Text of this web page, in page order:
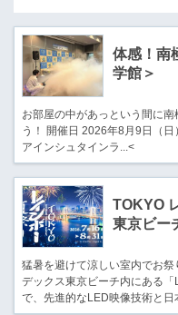
体感！南
学館＞
お部屋の中があっという間に
う！ 開催日 2026年8月9日（
アインシュタインラ...<
TOKYO
東京ビー
猛暑を避けて涼しい室内でお
デックス東京ビーチ内にある「
で、先進的なLED映像技術と